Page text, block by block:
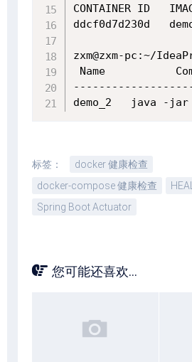
CONTAINER ID
ddcf0d7d230d
zxm@zxm-pc:~/
Name
demo_2   java -
标签：
docker 健康检查
docker-compose 健康检查
Spring Boot Actuator
您可能还喜欢...